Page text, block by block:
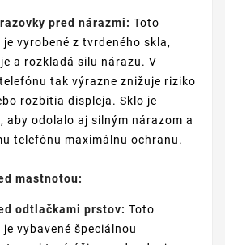
pred nárazmi: Toto
vyrobené z tvrdeného skla,
a rozkladá silu nárazu. V
tak výrazne znižuje riziko
rozbitia displeja. Sklo je
aby odolalo aj silným nárazom a
telefónu maximálnu ochranu.
mastnotou:
odtlačkami prstov: Toto
vybavené špeciálnou